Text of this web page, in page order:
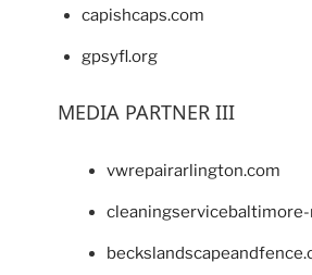
capishcaps.com
gpsyfl.org
MEDIA PARTNER III
vwrepairarlington.com